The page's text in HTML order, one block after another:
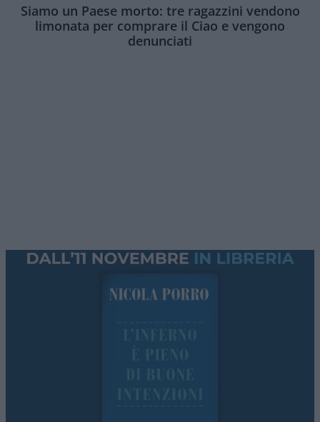
Siamo un Paese morto: tre ragazzini vendono
limonata per comprare il Ciao e vengono
denunciati